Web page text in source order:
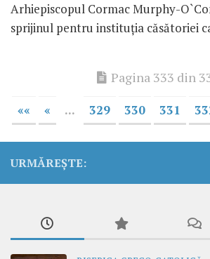
Arhiepiscopul Cormac Murphy-
sprijinul pentru instituţia căsătoriei
Pagina 333 din
«« « ... 329 330 331
URMĂREȘTE: